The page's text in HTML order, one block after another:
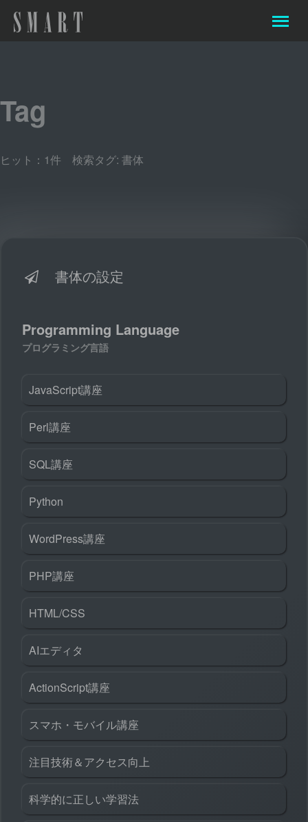
Tag
ヒット：1件 検索タグ: 書体
書体の設定
Programming Language
プログラミング言語
JavaScript講座
Perl講座
SQL講座
Python
WordPress講座
PHP講座
HTML/CSS
AIエディタ
ActionScript講座
スマホ・モバイル講座
注目技術＆アクセス向上
科学的に正しい学習法